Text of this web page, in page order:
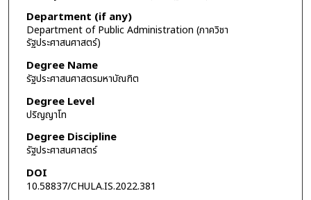
Department (if any)
Department of Public Administration (ภาควิชา
รัฐประศาสนศาสตร์)
Degree Name
รัฐประศาสนศาสตรมหาบัณฑิต
Degree Level
ปริญญาโท
Degree Discipline
รัฐประศาสนศาสตร์
DOI
10.58837/CHULA.IS.2022.381